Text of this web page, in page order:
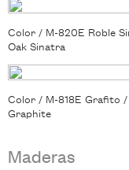
Color / M-820E Roble
Oak Sinatra
Color / M-818E Grafito /
Graphite
Maderas